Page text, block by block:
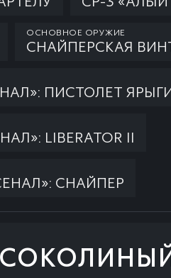
ОСНОВНОЕ ОРУЖИЕ
СНАЙПЕРСКАЯ
ПИСТОЛЕТ
LIBERATOR II
СНАЙПЕР